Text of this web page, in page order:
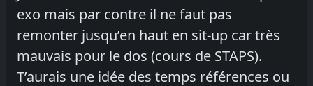
exo mais par contre il ne faut pas
remonter jusqu’en haut en sit-up car très
mauvais pour le dos (cours de STAPS).
T’aurais une idée des temps références ou